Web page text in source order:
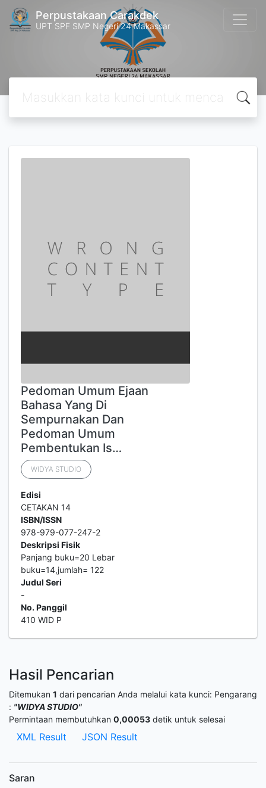
Perpustakaan Carakdek
UPT SPF SMP Negeri 24 Makassar
Pedoman Umum Ejaan
Bahasa Yang Di
Sempurnakan Dan
Pedoman Umum
Pembentukan Is…
WIDYA STUDIO
Edisi
CETAKAN 14
ISBN/ISSN
978-979-077-247-2
Deskripsi Fisik
Panjang buku=20 Lebar
buku=14,jumlah= 122
Judul Seri
-
No. Panggil
410 WID P
Hasil Pencarian
Ditemukan 1 dari pencarian Anda melalui kata kunci: Pengarang
: "WIDYA STUDIO"
Permintaan membutuhkan 0,00053 detik untuk selesai
XML Result JSON Result
Saran